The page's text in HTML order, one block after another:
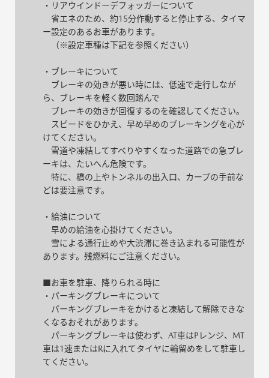
・リアウインドーデフォッガーについて
省エネのため、約15分作動すると停止する、タイマ
ー設定のあるお車があります。
（※設定車種は下記を参照ください）
・ブレーキについて
ブレーキの効きが悪い時には、低速で走行しなが
ら、ブレーキを軽く数回踏んで
ブレーキの効きが回復するのを確認してください。
スピードをひかえ、早め早めのブレーキングを心が
けてください。
雪道や凍結してすべりやすくなった道路での急ブレ
ーキは、たいへん危険です。
特に、橋の上やトンネルの出入口、カーブの手前な
どは要注意です。
・給油について
早めの給油を心掛けてください。
雪による通行止めや大渋滞に巻き込まれる可能性が
あります。残燃料にご注意ください。
■お車を駐車、降りられる時に
・パーキングブレーキについて
パーキングブレーキをかけると凍結して解除できな
くなるおそれがあります。
パーキングブレーキは使わず、AT車はPレンジ、MT
車は1速またはRに入れてタイヤに輪留めをして駐車し
てください。